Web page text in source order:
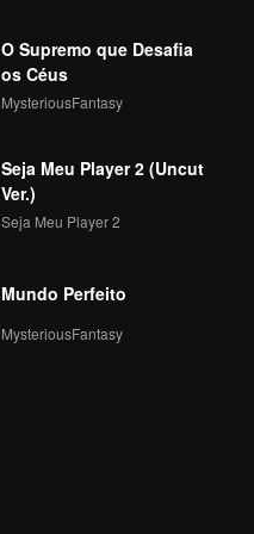
O Supremo que Desafia
os Céus
MysteriousFantasy
Seja Meu Player 2 (Uncut
Ver.)
Seja Meu Player 2
Mundo Perfeito
MysteriousFantasy